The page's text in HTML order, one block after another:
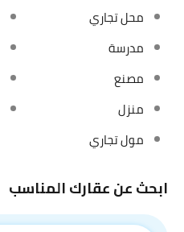
محل تجاري
مدرسة
مصنع
منزل
مول تجاري
ابحث عن عقارك المناسب